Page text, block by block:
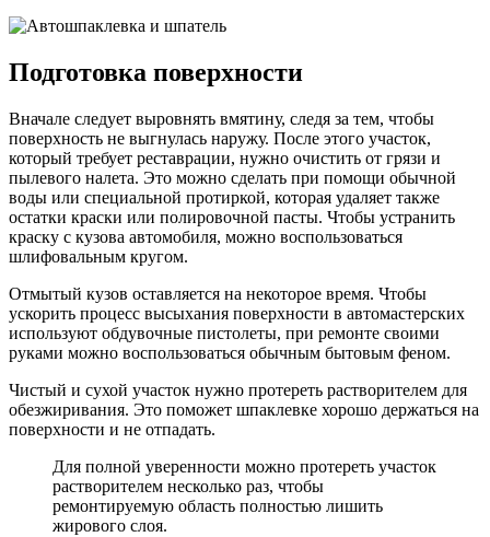
Подготовка поверхности
Вначале следует выровнять вмятину, следя за тем, чтобы
поверхность не выгнулась наружу. После этого участок,
который требует реставрации, нужно очистить от грязи и
пылевого налета. Это можно сделать при помощи обычной
воды или специальной протиркой, которая удаляет также
остатки краски или полировочной пасты. Чтобы устранить
краску с кузова автомобиля, можно воспользоваться
шлифовальным кругом.
Отмытый кузов оставляется на некоторое время. Чтобы
ускорить процесс высыхания поверхности в автомастерских
используют обдувочные пистолеты, при ремонте своими
руками можно воспользоваться обычным бытовым феном.
Чистый и сухой участок нужно протереть растворителем для
обезжиривания. Это поможет шпаклевке хорошо держаться на
поверхности и не отпадать.
Для полной уверенности можно протереть участок
растворителем несколько раз, чтобы
ремонтируемую область полностью лишить
жирового слоя.